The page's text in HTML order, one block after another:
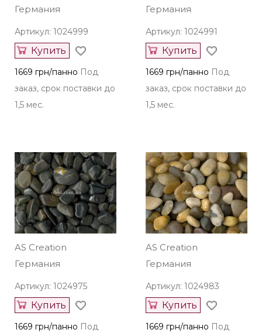
Германия
Артикул: 1024999
Купить
1669 грн/панно Под
заказ, срок поставки до
1,5 мес.
Германия
Артикул: 1024991
Купить
1669 грн/панно Под
заказ, срок поставки до
1,5 мес.
AS Creation
Германия
Артикул: 1024975
Купить
1669 грн/панно Под
AS Creation
Германия
Артикул: 1024983
Купить
1669 грн/панно Под